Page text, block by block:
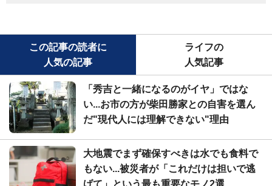
この記事の読者に
人気の記事
ライフの
人気記事
「秀吉と一緒になるのがイヤ」ではな
い...お市の方が柴田勝家との自害を選ん
だ"現代人には理解できない"理由
大地震でまず確保すべきは水でも食料で
もない...被災者が「これだけは担いで逃